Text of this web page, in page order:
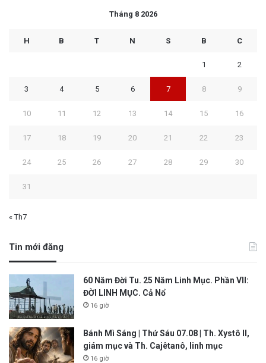
Tháng 8 2026
H B T N S B C
1 2
3 4 5 6 7 8 9
10 11 12 13 14 15 16
17 18 19 20 21 22 23
24 25 26 27 28 29 30
31
« Th7
Tin mới đăng
60 Năm Đời Tu. 25 Năm Linh Mục. Phần VII:
ĐỜI LINH MỤC. Cả Nổ
16 giờ
Bánh Mì Sáng | Thứ Sáu 07.08 | Th. Xystô II,
giám mục và Th. Cajêtanô, linh mục
16 giờ